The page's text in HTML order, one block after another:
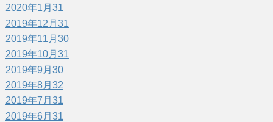
2020年1月 31
2019年12月 31
2019年11月 30
2019年10月 31
2019年9月 30
2019年8月 32
2019年7月 31
2019年6月 31